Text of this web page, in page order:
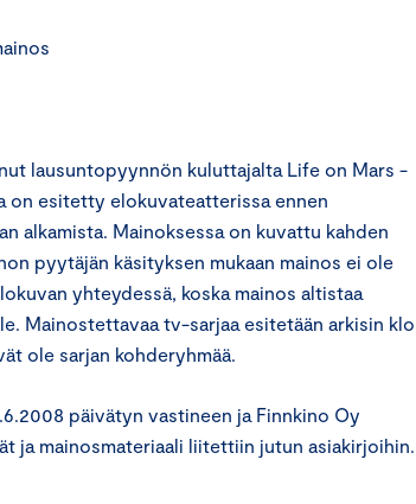
lausuntopyynnön kuluttajalta Life on Mars -
on esitetty elokuvateatterissa ennen
alkamista. Mainoksessa on kuvattu kahden
pyytäjän käsityksen mukaan mainos ei ole
yhteydessä, koska mainos altistaa
Mainostettavaa tv-sarjaa esitetään arkisin klo
ole sarjan kohderyhmää.
päivätyn vastineen ja Finnkino Oy
ja mainosmateriaali liitettiin jutun asiakirjoihin.